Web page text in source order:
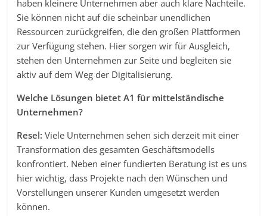
haben kleinere Unternehmen aber auch klare Nachteile.
Sie können nicht auf die scheinbar unendlichen
Ressourcen zurückgreifen, die den großen Plattformen
zur Verfügung stehen. Hier sorgen wir für Ausgleich,
stehen den Unternehmen zur Seite und begleiten sie
aktiv auf dem Weg der Digitalisierung.
Welche Lösungen bietet A1 für mittelständische
Unternehmen?
Resel: Viele Unternehmen sehen sich derzeit mit einer
Transformation des gesamten Geschäftsmodells
konfrontiert. Neben einer fundierten Beratung ist es uns
hier wichtig, dass Projekte nach den Wünschen und
Vorstellungen unserer Kunden umgesetzt werden
können.